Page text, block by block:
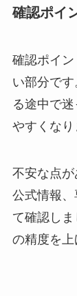
確認ポイ
確認ポイ
い部分で
る途中で
やすくなり
不安な点が
公式情報
て確認し
の精度を上